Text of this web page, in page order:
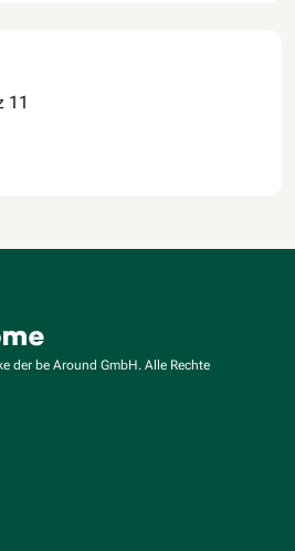
11
der be Around GmbH. Alle Rechte